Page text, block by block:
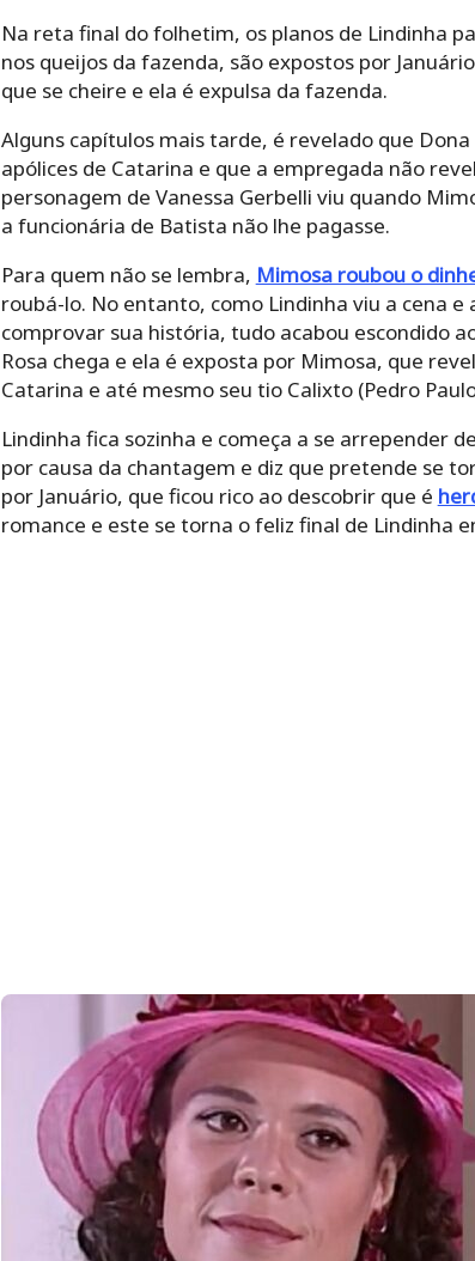
Na reta final do folhetim, os planos de Lindinha
nos queijos da fazenda, são expostos por
que se cheire e ela é expulsa da fazenda.
Alguns capítulos mais tarde, é revelado que
apólices de Catarina e que a empregada não
personagem de Vanessa Gerbelli viu quando
a funcionária de Batista não lhe pagasse.
Para quem não se lembra, Mimosa roubou o
roubá-lo. No entanto, como Lindinha viu a cena
comprovar sua história, tudo acabou escondido
Rosa chega e ela é exposta por Mimosa, que
Catarina e até mesmo seu tio Calixto (Pedro
Lindinha fica sozinha e começa a se arrepender
por causa da chantagem e diz que pretende se
por Januário, que ficou rico ao descobrir que é
romance e este se torna o feliz final de Lindinha